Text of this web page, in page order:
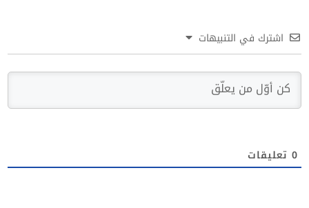
اشترك في التنبيهات
0 تعليقات